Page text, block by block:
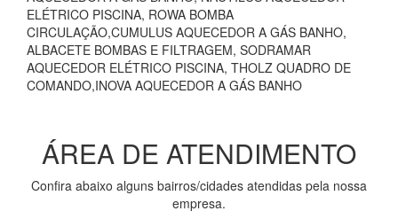
ELÉTRICO PISCINA, ROWA BOMBA
CIRCULAÇÃO,CUMULUS AQUECEDOR A GÁS BANHO,
ALBACETE BOMBAS E FILTRAGEM, SODRAMAR
AQUECEDOR ELÉTRICO PISCINA, THOLZ QUADRO DE
COMANDO,INOVA AQUECEDOR A GÁS BANHO
ÁREA DE ATENDIMENTO
Confira abaixo alguns bairros/cidades atendidas pela nossa
empresa.